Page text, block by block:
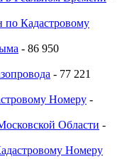
по Кадастровому
- 86 950
- 77 221
Номеру -
Области -
Номеру